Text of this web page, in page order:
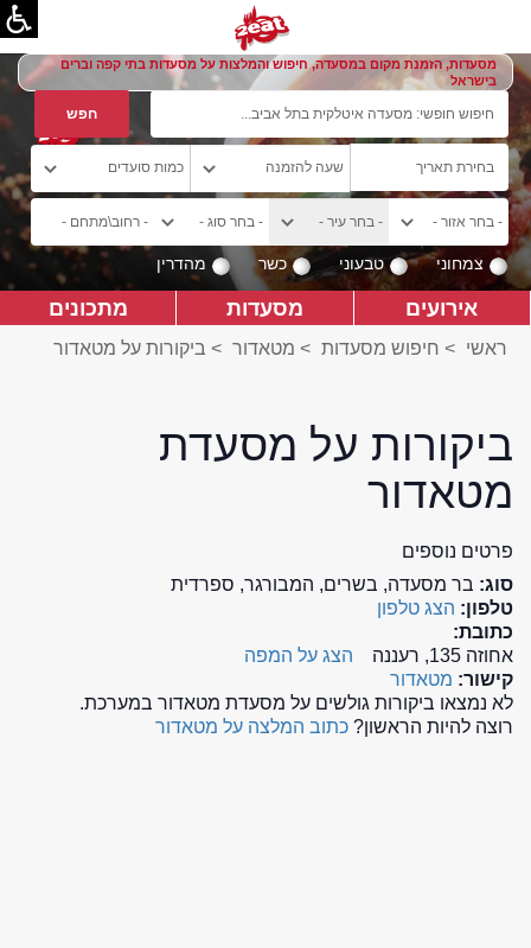
מסעדות, הזמנת מקום במסעדה, חיפוש והמלצות על מסעדות בתי קפה וברים
בישראל
צמחוני טבעוני כשר מהדרין
אירועים מסעדות מתכונים
ראשי > חיפוש מסעדות > מטאדור > ביקורות על מטאדור
ביקורות על מסעדת
מטאדור
פרטים נוספים
סוג: בר מסעדה, בשרים, המבורגר, ספרדית
טלפון: הצג טלפון
כתובת:
אחוזה 135, רעננה
הצג על המפה
קישור: מטאדור
לא נמצאו ביקורות גולשים על מסעדת מטאדור במערכת.
רוצה להיות הראשון? כתוב המלצה על מטאדור